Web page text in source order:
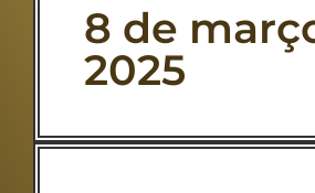
8 de
2025